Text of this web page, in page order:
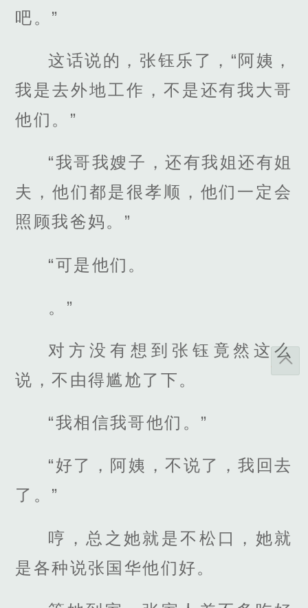
吧。”
这话说的，张钰乐了，“阿姨，
我是去外地工作，不是还有我大哥
他们。”
“我哥我嫂子，还有我姐还有姐
夫，他们都是很孝顺，他们一定会
照顾我爸妈。”
“可是他们。
。”
对方没有想到张钰竟然这么
说，不由得尴尬了下。
“我相信我哥他们。”
“好了，阿姨，不说了，我回去
了。”
哼，总之她就是不松口，她就
是各种说张国华他们好。